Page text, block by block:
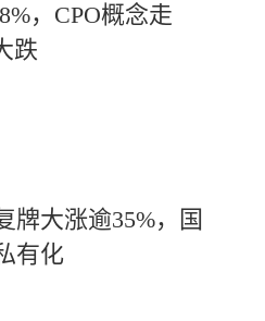
，CPO概念走
跌
牌大涨逾35%，国
有化